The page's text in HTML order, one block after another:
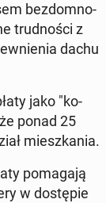
bez­dom­no­
trud­no­ści z
dachu
jako "ko­
ponad 25
miesz­ka­nia.
po­ma­ga­ją
w do­stę­pie